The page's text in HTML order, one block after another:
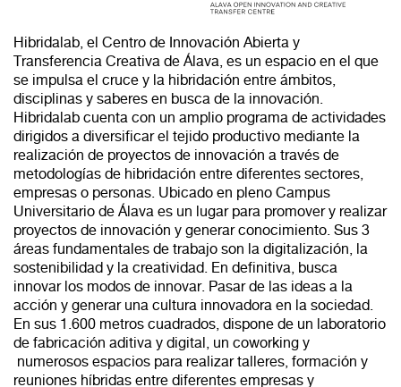
Hibridalab, el Centro de Innovación Abierta y
Transferencia Creativa de Álava, es un espacio en el que
se impulsa el cruce y la hibridación entre ámbitos,
disciplinas y saberes en busca de la innovación.
Hibridalab cuenta con un amplio programa de actividades
dirigidos a diversificar el tejido productivo mediante la
realización de proyectos de innovación a través de
metodologías de hibridación entre diferentes sectores,
empresas o personas. Ubicado en pleno Campus
Universitario de Álava es un lugar para promover y realizar
proyectos de innovación y generar conocimiento. Sus 3
áreas fundamentales de trabajo son la digitalización, la
sostenibilidad y la creatividad. En definitiva, busca
innovar los modos de innovar. Pasar de las ideas a la
acción y generar una cultura innovadora en la sociedad.
En sus 1.600 metros cuadrados, dispone de un laboratorio
de fabricación aditiva y digital, un coworking y
numerosos espacios para realizar talleres, formación y
reuniones híbridas entre diferentes empresas y